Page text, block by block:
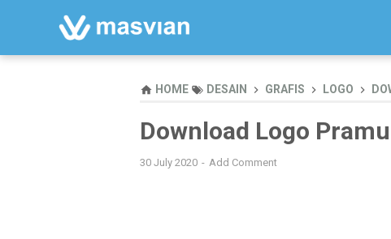
HOME DESAIN GRAFIS LOGO
Download Logo
30 July 2020 Add Comment